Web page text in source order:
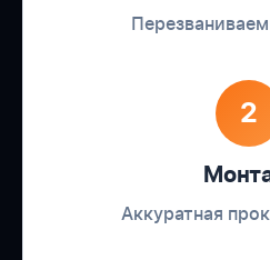
2
Аккуратная